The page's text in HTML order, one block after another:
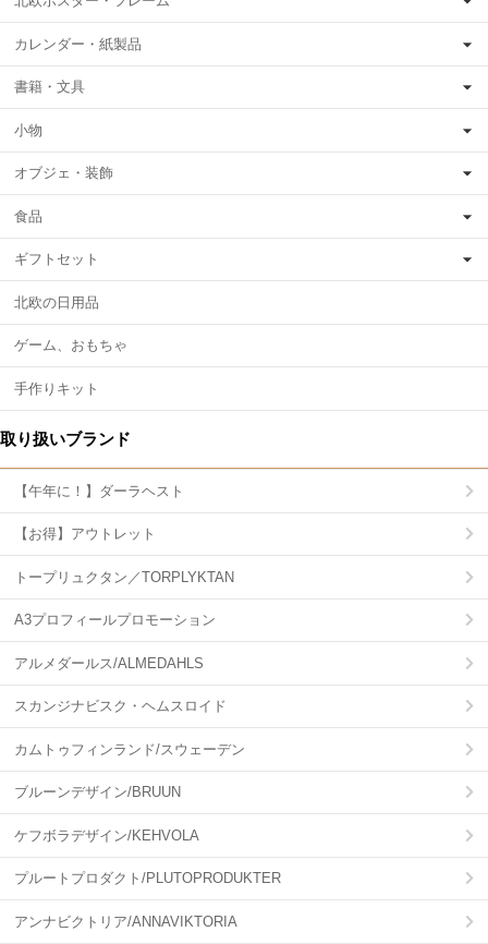
カレンダー・紙製品
書籍・文具
小物
オブジェ・装飾
食品
ギフトセット
北欧の日用品
ゲーム、おもちゃ
手作りキット
取り扱いブランド
【午年に！】ダーラヘスト
【お得】アウトレット
トープリュクタン／TORPLYKTAN
A3プロフィールプロモーション
アルメダールス/ALMEDAHLS
スカンジナビスク・ヘムスロイド
カムトゥフィンランド/スウェーデン
ブルーンデザイン/BRUUN
ケフボラデザイン/KEHVOLA
プルートプロダクト/PLUTOPRODUKTER
アンナビクトリア/ANNAVIKTORIA